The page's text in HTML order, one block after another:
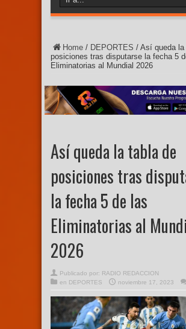
Home / DEPORTES / Así queda la
posiciones tras disputarse la fecha 5
Eliminatorias al Mundial 2026
Así queda la tabla de
posiciones tras
la fecha 5 de las
Eliminatorias al
2026
Publicado por: RADIO REDACCION
en DEPORTES noviembre 17, 2023